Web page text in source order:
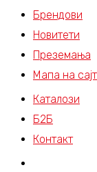
Брендови
Новитети
Преземања
Мапа на
Каталози
Б2Б
Контакт